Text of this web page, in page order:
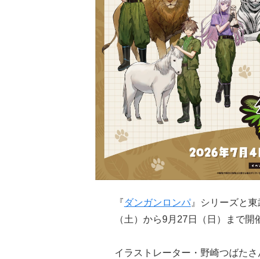
『ダンガンロンパ 』シリーズと
（土）から9月27日（日）まで開
イラストレーター・野崎つばた